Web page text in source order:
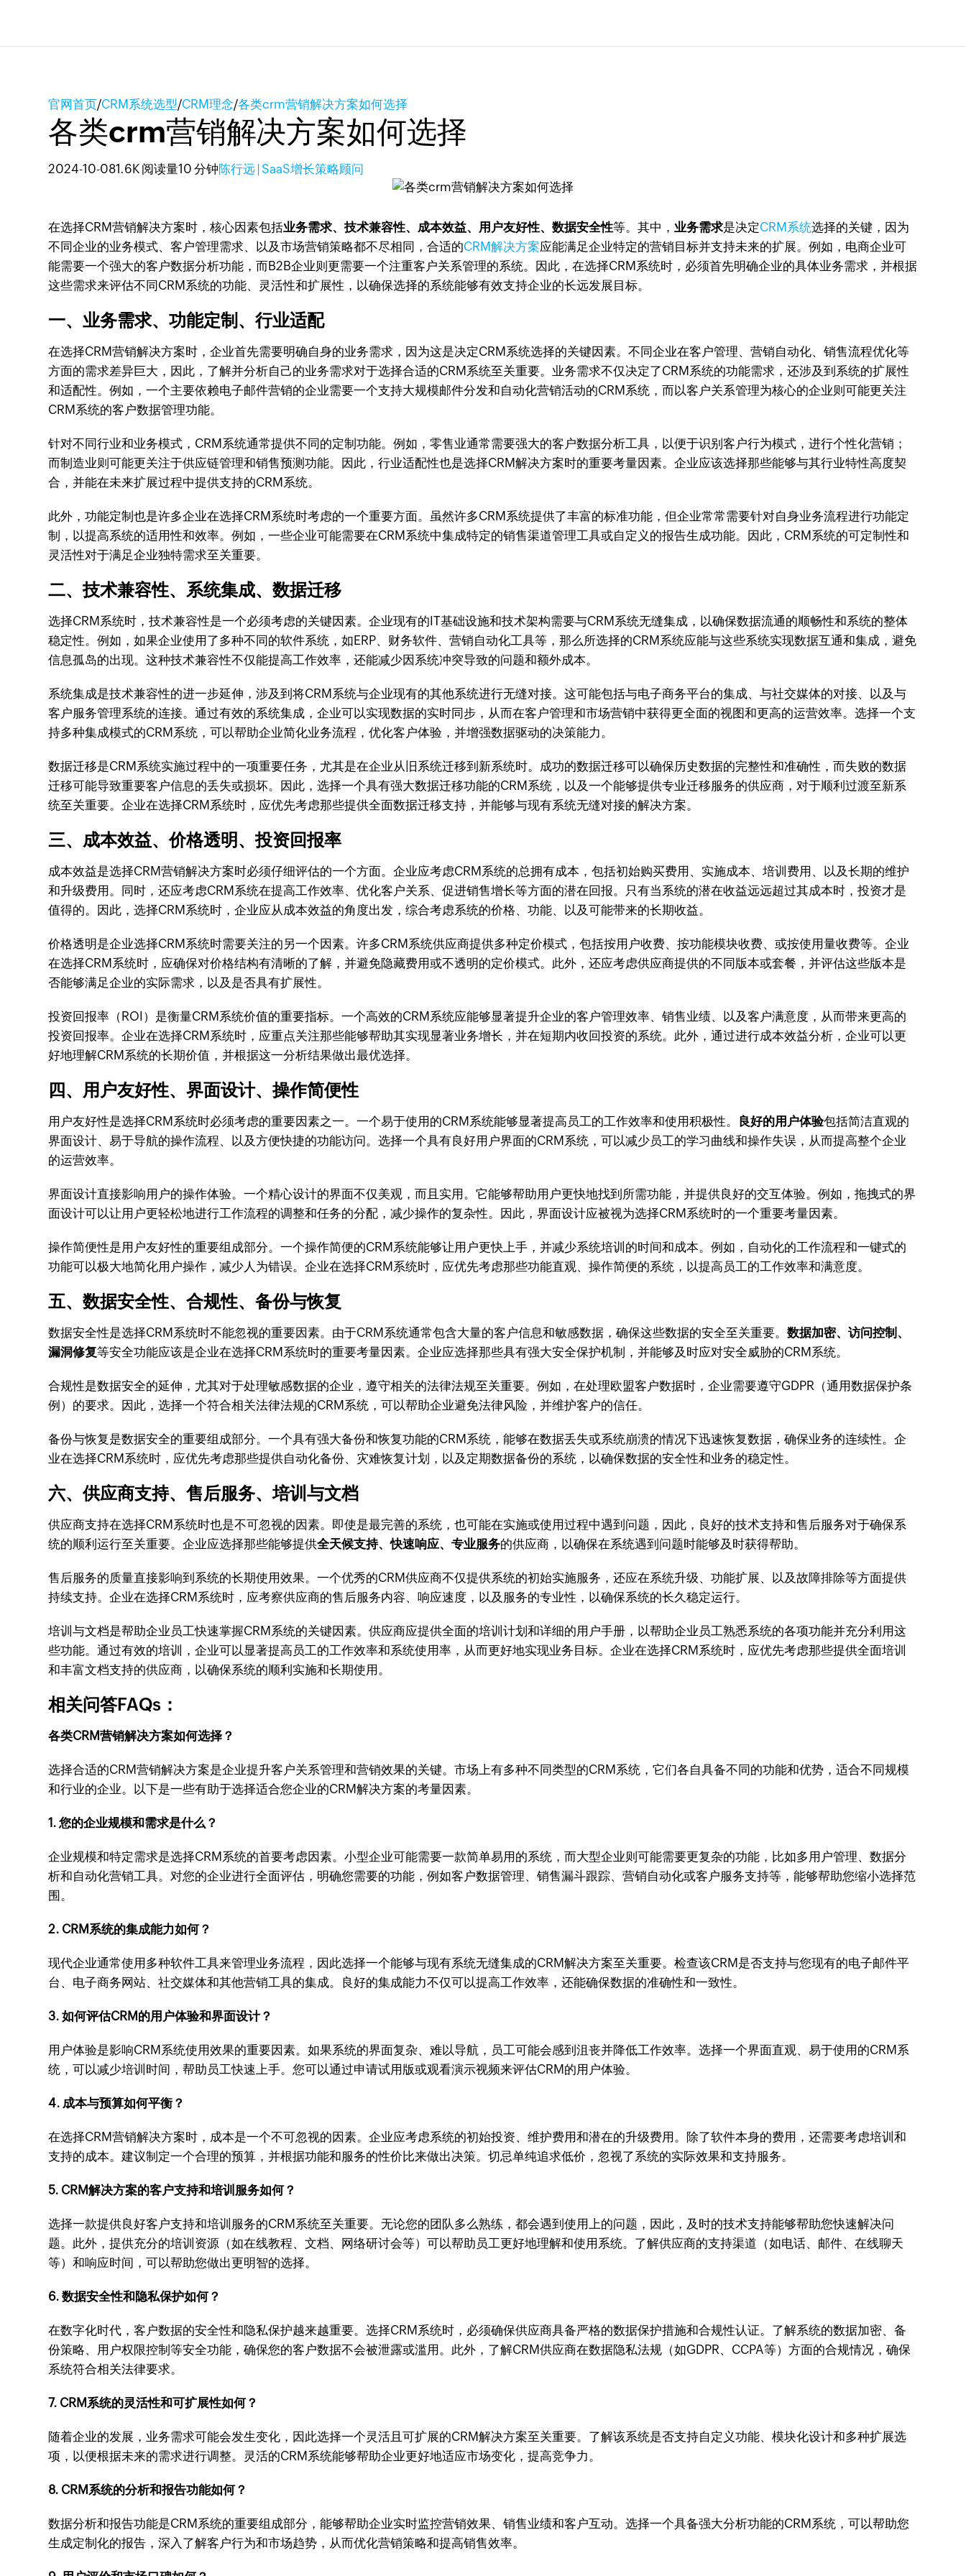
官网首页/CRM系统选型/CRM理念/各类crm营销解决方案如何选择
各类crm营销解决方案如何选择
2024-10-081.6K 阅读量10 分钟陈行远 | SaaS增长策略顾问
在选择CRM营销解决方案时，核心因素包括业务需求、技术兼容性、成本效益、用户友好性、数据安全性等。其中，业务需求是决定CRM系统选择的关键，因为
不同企业的业务模式、客户管理需求、以及市场营销策略都不尽相同，合适的CRM解决方案应能满足企业特定的营销目标并支持未来的扩展。例如，电商企业可
能需要一个强大的客户数据分析功能，而B2B企业则更需要一个注重客户关系管理的系统。因此，在选择CRM系统时，必须首先明确企业的具体业务需求，并根据
这些需求来评估不同CRM系统的功能、灵活性和扩展性，以确保选择的系统能够有效支持企业的长远发展目标。
一、业务需求、功能定制、行业适配
在选择CRM营销解决方案时，企业首先需要明确自身的业务需求，因为这是决定CRM系统选择的关键因素。不同企业在客户管理、营销自动化、销售流程优化等
方面的需求差异巨大，因此，了解并分析自己的业务需求对于选择合适的CRM系统至关重要。业务需求不仅决定了CRM系统的功能需求，还涉及到系统的扩展性
和适配性。例如，一个主要依赖电子邮件营销的企业需要一个支持大规模邮件分发和自动化营销活动的CRM系统，而以客户关系管理为核心的企业则可能更关注
CRM系统的客户数据管理功能。
针对不同行业和业务模式，CRM系统通常提供不同的定制功能。例如，零售业通常需要强大的客户数据分析工具，以便于识别客户行为模式，进行个性化营销；
而制造业则可能更关注于供应链管理和销售预测功能。因此，行业适配性也是选择CRM解决方案时的重要考量因素。企业应该选择那些能够与其行业特性高度契
合，并能在未来扩展过程中提供支持的CRM系统。
此外，功能定制也是许多企业在选择CRM系统时考虑的一个重要方面。虽然许多CRM系统提供了丰富的标准功能，但企业常常需要针对自身业务流程进行功能定
制，以提高系统的适用性和效率。例如，一些企业可能需要在CRM系统中集成特定的销售渠道管理工具或自定义的报告生成功能。因此，CRM系统的可定制性和
灵活性对于满足企业独特需求至关重要。
二、技术兼容性、系统集成、数据迁移
选择CRM系统时，技术兼容性是一个必须考虑的关键因素。企业现有的IT基础设施和技术架构需要与CRM系统无缝集成，以确保数据流通的顺畅性和系统的整体
稳定性。例如，如果企业使用了多种不同的软件系统，如ERP、财务软件、营销自动化工具等，那么所选择的CRM系统应能与这些系统实现数据互通和集成，避免
信息孤岛的出现。这种技术兼容性不仅能提高工作效率，还能减少因系统冲突导致的问题和额外成本。
系统集成是技术兼容性的进一步延伸，涉及到将CRM系统与企业现有的其他系统进行无缝对接。这可能包括与电子商务平台的集成、与社交媒体的对接、以及与
客户服务管理系统的连接。通过有效的系统集成，企业可以实现数据的实时同步，从而在客户管理和市场营销中获得更全面的视图和更高的运营效率。选择一个支
持多种集成模式的CRM系统，可以帮助企业简化业务流程，优化客户体验，并增强数据驱动的决策能力。
数据迁移是CRM系统实施过程中的一项重要任务，尤其是在企业从旧系统迁移到新系统时。成功的数据迁移可以确保历史数据的完整性和准确性，而失败的数据
迁移可能导致重要客户信息的丢失或损坏。因此，选择一个具有强大数据迁移功能的CRM系统，以及一个能够提供专业迁移服务的供应商，对于顺利过渡至新系
统至关重要。企业在选择CRM系统时，应优先考虑那些提供全面数据迁移支持，并能够与现有系统无缝对接的解决方案。
三、成本效益、价格透明、投资回报率
成本效益是选择CRM营销解决方案时必须仔细评估的一个方面。企业应考虑CRM系统的总拥有成本，包括初始购买费用、实施成本、培训费用、以及长期的维护
和升级费用。同时，还应考虑CRM系统在提高工作效率、优化客户关系、促进销售增长等方面的潜在回报。只有当系统的潜在收益远远超过其成本时，投资才是
值得的。因此，选择CRM系统时，企业应从成本效益的角度出发，综合考虑系统的价格、功能、以及可能带来的长期收益。
价格透明是企业选择CRM系统时需要关注的另一个因素。许多CRM系统供应商提供多种定价模式，包括按用户收费、按功能模块收费、或按使用量收费等。企业
在选择CRM系统时，应确保对价格结构有清晰的了解，并避免隐藏费用或不透明的定价模式。此外，还应考虑供应商提供的不同版本或套餐，并评估这些版本是
否能够满足企业的实际需求，以及是否具有扩展性。
投资回报率（ROI）是衡量CRM系统价值的重要指标。一个高效的CRM系统应能够显著提升企业的客户管理效率、销售业绩、以及客户满意度，从而带来更高的
投资回报率。企业在选择CRM系统时，应重点关注那些能够帮助其实现显著业务增长，并在短期内收回投资的系统。此外，通过进行成本效益分析，企业可以更
好地理解CRM系统的长期价值，并根据这一分析结果做出最优选择。
四、用户友好性、界面设计、操作简便性
用户友好性是选择CRM系统时必须考虑的重要因素之一。一个易于使用的CRM系统能够显著提高员工的工作效率和使用积极性。 良好的用户体验包括简洁直观的
界面设计、易于导航的操作流程、以及方便快捷的功能访问。选择一个具有良好用户界面的CRM系统，可以减少员工的学习曲线和操作失误，从而提高整个企业
的运营效率。
界面设计直接影响用户的操作体验。一个精心设计的界面不仅美观，而且实用。它能够帮助用户更快地找到所需功能，并提供良好的交互体验。例如，拖拽式的界
面设计可以让用户更轻松地进行工作流程的调整和任务的分配，减少操作的复杂性。因此，界面设计应被视为选择CRM系统时的一个重要考量因素。
操作简便性是用户友好性的重要组成部分。一个操作简便的CRM系统能够让用户更快上手，并减少系统培训的时间和成本。例如，自动化的工作流程和一键式的
功能可以极大地简化用户操作，减少人为错误。企业在选择CRM系统时，应优先考虑那些功能直观、操作简便的系统，以提高员工的工作效率和满意度。
五、数据安全性、合规性、备份与恢复
数据安全性是选择CRM系统时不能忽视的重要因素。由于CRM系统通常包含大量的客户信息和敏感数据，确保这些数据的安全至关重要。数据加密、访问控制、
漏洞修复等安全功能应该是企业在选择CRM系统时的重要考量因素。企业应选择那些具有强大安全保护机制，并能够及时应对安全威胁的CRM系统。
合规性是数据安全的延伸，尤其对于处理敏感数据的企业，遵守相关的法律法规至关重要。例如，在处理欧盟客户数据时，企业需要遵守GDPR（通用数据保护条
例）的要求。因此，选择一个符合相关法律法规的CRM系统，可以帮助企业避免法律风险，并维护客户的信任。
备份与恢复是数据安全的重要组成部分。一个具有强大备份和恢复功能的CRM系统，能够在数据丢失或系统崩溃的情况下迅速恢复数据，确保业务的连续性。企
业在选择CRM系统时，应优先考虑那些提供自动化备份、灾难恢复计划，以及定期数据备份的系统，以确保数据的安全性和业务的稳定性。
六、供应商支持、售后服务、培训与文档
供应商支持在选择CRM系统时也是不可忽视的因素。即使是最完善的系统，也可能在实施或使用过程中遇到问题，因此，良好的技术支持和售后服务对于确保系
统的顺利运行至关重要。企业应选择那些能够提供全天候支持、快速响应、专业服务的供应商，以确保在系统遇到问题时能够及时获得帮助。
售后服务的质量直接影响到系统的长期使用效果。一个优秀的CRM供应商不仅提供系统的初始实施服务，还应在系统升级、功能扩展、以及故障排除等方面提供
持续支持。企业在选择CRM系统时，应考察供应商的售后服务内容、响应速度，以及服务的专业性，以确保系统的长久稳定运行。
培训与文档是帮助企业员工快速掌握CRM系统的关键因素。供应商应提供全面的培训计划和详细的用户手册，以帮助企业员工熟悉系统的各项功能并充分利用这
些功能。通过有效的培训，企业可以显著提高员工的工作效率和系统使用率，从而更好地实现业务目标。企业在选择CRM系统时，应优先考虑那些提供全面培训
和丰富文档支持的供应商，以确保系统的顺利实施和长期使用。
相关问答FAQs：
各类CRM营销解决方案如何选择？
选择合适的CRM营销解决方案是企业提升客户关系管理和营销效果的关键。市场上有多种不同类型的CRM系统，它们各自具备不同的功能和优势，适合不同规模
和行业的企业。以下是一些有助于选择适合您企业的CRM解决方案的考量因素。
1. 您的企业规模和需求是什么？
企业规模和特定需求是选择CRM系统的首要考虑因素。小型企业可能需要一款简单易用的系统，而大型企业则可能需要更复杂的功能，比如多用户管理、数据分
析和自动化营销工具。对您的企业进行全面评估，明确您需要的功能，例如客户数据管理、销售漏斗跟踪、营销自动化或客户服务支持等，能够帮助您缩小选择范
围。
2. CRM系统的集成能力如何？
现代企业通常使用多种软件工具来管理业务流程，因此选择一个能够与现有系统无缝集成的CRM解决方案至关重要。检查该CRM是否支持与您现有的电子邮件平
台、电子商务网站、社交媒体和其他营销工具的集成。良好的集成能力不仅可以提高工作效率，还能确保数据的准确性和一致性。
3. 如何评估CRM的用户体验和界面设计？
用户体验是影响CRM系统使用效果的重要因素。如果系统的界面复杂、难以导航，员工可能会感到沮丧并降低工作效率。选择一个界面直观、易于使用的CRM系
统，可以减少培训时间，帮助员工快速上手。您可以通过申请试用版或观看演示视频来评估CRM的用户体验。
4. 成本与预算如何平衡？
在选择CRM营销解决方案时，成本是一个不可忽视的因素。企业应考虑系统的初始投资、维护费用和潜在的升级费用。除了软件本身的费用，还需要考虑培训和
支持的成本。建议制定一个合理的预算，并根据功能和服务的性价比来做出决策。切忌单纯追求低价，忽视了系统的实际效果和支持服务。
5. CRM解决方案的客户支持和培训服务如何？
选择一款提供良好客户支持和培训服务的CRM系统至关重要。无论您的团队多么熟练，都会遇到使用上的问题，因此，及时的技术支持能够帮助您快速解决问
题。此外，提供充分的培训资源（如在线教程、文档、网络研讨会等）可以帮助员工更好地理解和使用系统。了解供应商的支持渠道（如电话、邮件、在线聊天
等）和响应时间，可以帮助您做出更明智的选择。
6. 数据安全性和隐私保护如何？
在数字化时代，客户数据的安全性和隐私保护越来越重要。选择CRM系统时，必须确保供应商具备严格的数据保护措施和合规性认证。了解系统的数据加密、备
份策略、用户权限控制等安全功能，确保您的客户数据不会被泄露或滥用。此外，了解CRM供应商在数据隐私法规（如GDPR、CCPA等）方面的合规情况，确保
系统符合相关法律要求。
7. CRM系统的灵活性和可扩展性如何？
随着企业的发展，业务需求可能会发生变化，因此选择一个灵活且可扩展的CRM解决方案至关重要。了解该系统是否支持自定义功能、模块化设计和多种扩展选
项，以便根据未来的需求进行调整。灵活的CRM系统能够帮助企业更好地适应市场变化，提高竞争力。
8. CRM系统的分析和报告功能如何？
数据分析和报告功能是CRM系统的重要组成部分，能够帮助企业实时监控营销效果、销售业绩和客户互动。选择一个具备强大分析功能的CRM系统，可以帮助您
生成定制化的报告，深入了解客户行为和市场趋势，从而优化营销策略和提高销售效率。